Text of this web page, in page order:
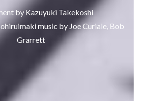
by Kazuyuki Takekoshi
music by Joe Curiale, Bob
Grarrett